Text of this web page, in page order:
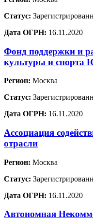
Статус:
Дата ОГРН: 16.11.2020
Фонд поддержки и
культуры и спорта
Регион: Москва
Статус:
Дата ОГРН: 16.11.2020
Ассоциация
отрасли
Регион: Москва
Статус:
Дата ОГРН: 16.11.2020
Автономная